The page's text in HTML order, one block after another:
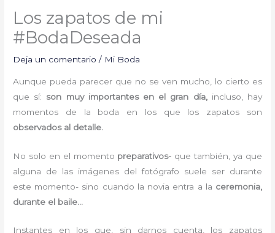
Los zapatos de mi
#BodaDeseada
Deja un comentario / Mi Boda
Aunque pueda parecer que no se ven mucho, lo cierto es
que sí: son muy importantes en el gran día, incluso, hay
momentos de la boda en los que los zapatos son
observados al detalle.
No solo en el momento preparativos- que también, ya que
alguna de las imágenes del fotógrafo suele ser durante
este momento- sino cuando la novia entra a la ceremonia,
durante el baile…
Instantes en los que, sin darnos cuenta, los zapatos